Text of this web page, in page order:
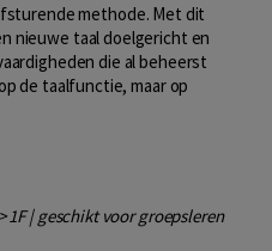
methode. Met dit
nieuwe taal doelgericht en
die al beheerst
de taalfunctie, maar op
| geschikt voor groepsleren